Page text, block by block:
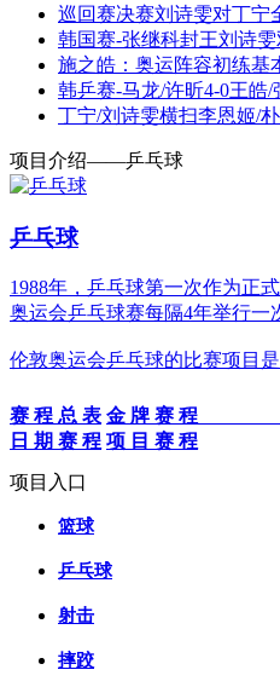
巡回赛决赛刘诗雯对丁宁
韩国赛-张继科封王刘诗
施之皓：奥运阵容初练基
韩乒赛-马龙/许昕4-0王皓
丁宁/刘诗雯横扫李恩姬/
项目介绍——乒乓球
乒乓球
1988年，乒乓球第一次作为正
奥运会乒乓球赛每隔4年举行一
伦敦奥运会乒乓球的比赛项目
赛 程 总 表 金 牌 赛 程
日 期 赛 程 项 目 赛 程
项目入口
篮球
乒乓球
射击
摔跤